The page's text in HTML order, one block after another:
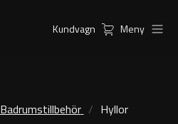
Kundvagn Meny
Badrumstillbehör Hyllor